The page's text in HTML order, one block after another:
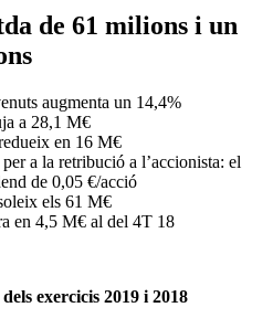
de 61 milions i un
augmenta un 14,4%
a 28,1 M€
en 16 M€
a la retribució a l’accionista: el
de 0,05 €/acció
els 61 M€
en 4,5 M€ al del 4T 18
exercicis 2019 i 2018